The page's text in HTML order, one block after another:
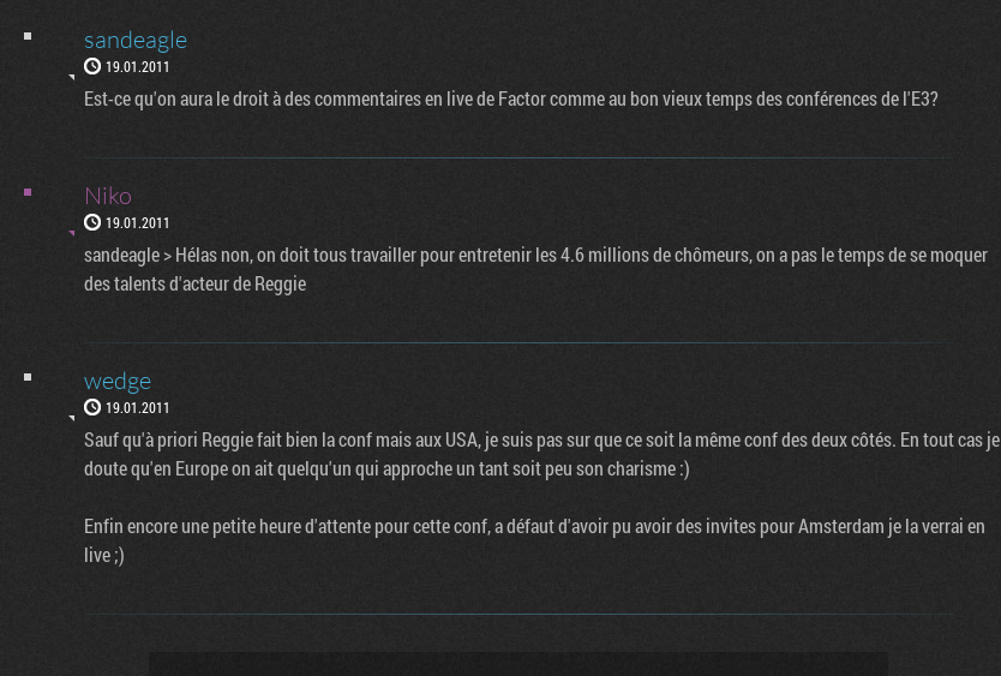
sandeagle
19.01.2011
Est-ce qu'on aura le droit à des commentaires en live de Factor comme au bon vieux temps des conférences de l'E3?
Niko
19.01.2011
sandeagle > Hélas non, on doit tous travailler pour entretenir les 4.6 millions de chômeurs, on a pas le temps de se moquer
des talents d'acteur de Reggie
wedge
19.01.2011
Sauf qu'à priori Reggie fait bien la conf mais aux USA, je suis pas sur que ce soit la même conf des deux côtés. En tout cas je
doute qu'en Europe on ait quelqu'un qui approche un tant soit peu son charisme :)
Enfin encore une petite heure d'attente pour cette conf, a défaut d'avoir pu avoir des invites pour Amsterdam je la verrai en
live ;)
Flux RSS